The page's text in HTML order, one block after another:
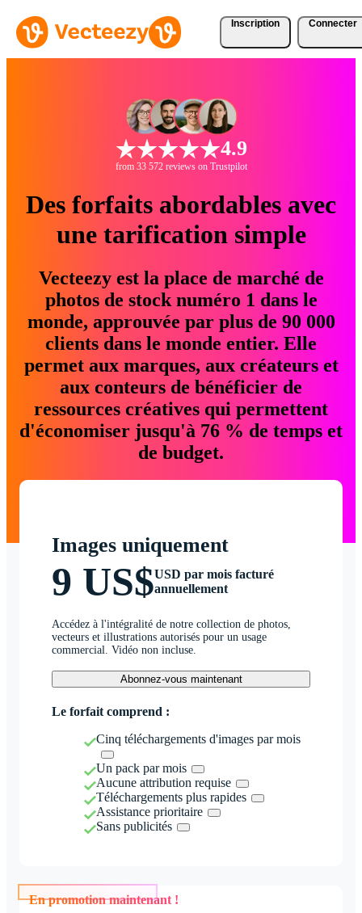
Inscription Connecter
4.9
from 33 572 reviews on Trustpilot
Des forfaits abordables avec
une tarification simple
Vecteezy est la place de marché de
photos de stock numéro 1 dans le
monde, approuvée par plus de 90 000
clients dans le monde entier. Elle
permet aux marques, aux créateurs et
aux conteurs de bénéficier de
ressources créatives qui permettent
d'économiser jusqu'à 76 % de temps et
de budget.
Images uniquement
9 US$USD par mois facturé
annuellement
Accédez à l'intégralité de notre collection de photos,
vecteurs et illustrations autorisés pour un usage
commercial. Vidéo non incluse.
Abonnez-vous maintenant
Le forfait comprend :
Cinq téléchargements d'images par mois
Un pack par mois
Aucune attribution requise
Téléchargements plus rapides
Assistance prioritaire
Sans publicités
En promotion maintenant !